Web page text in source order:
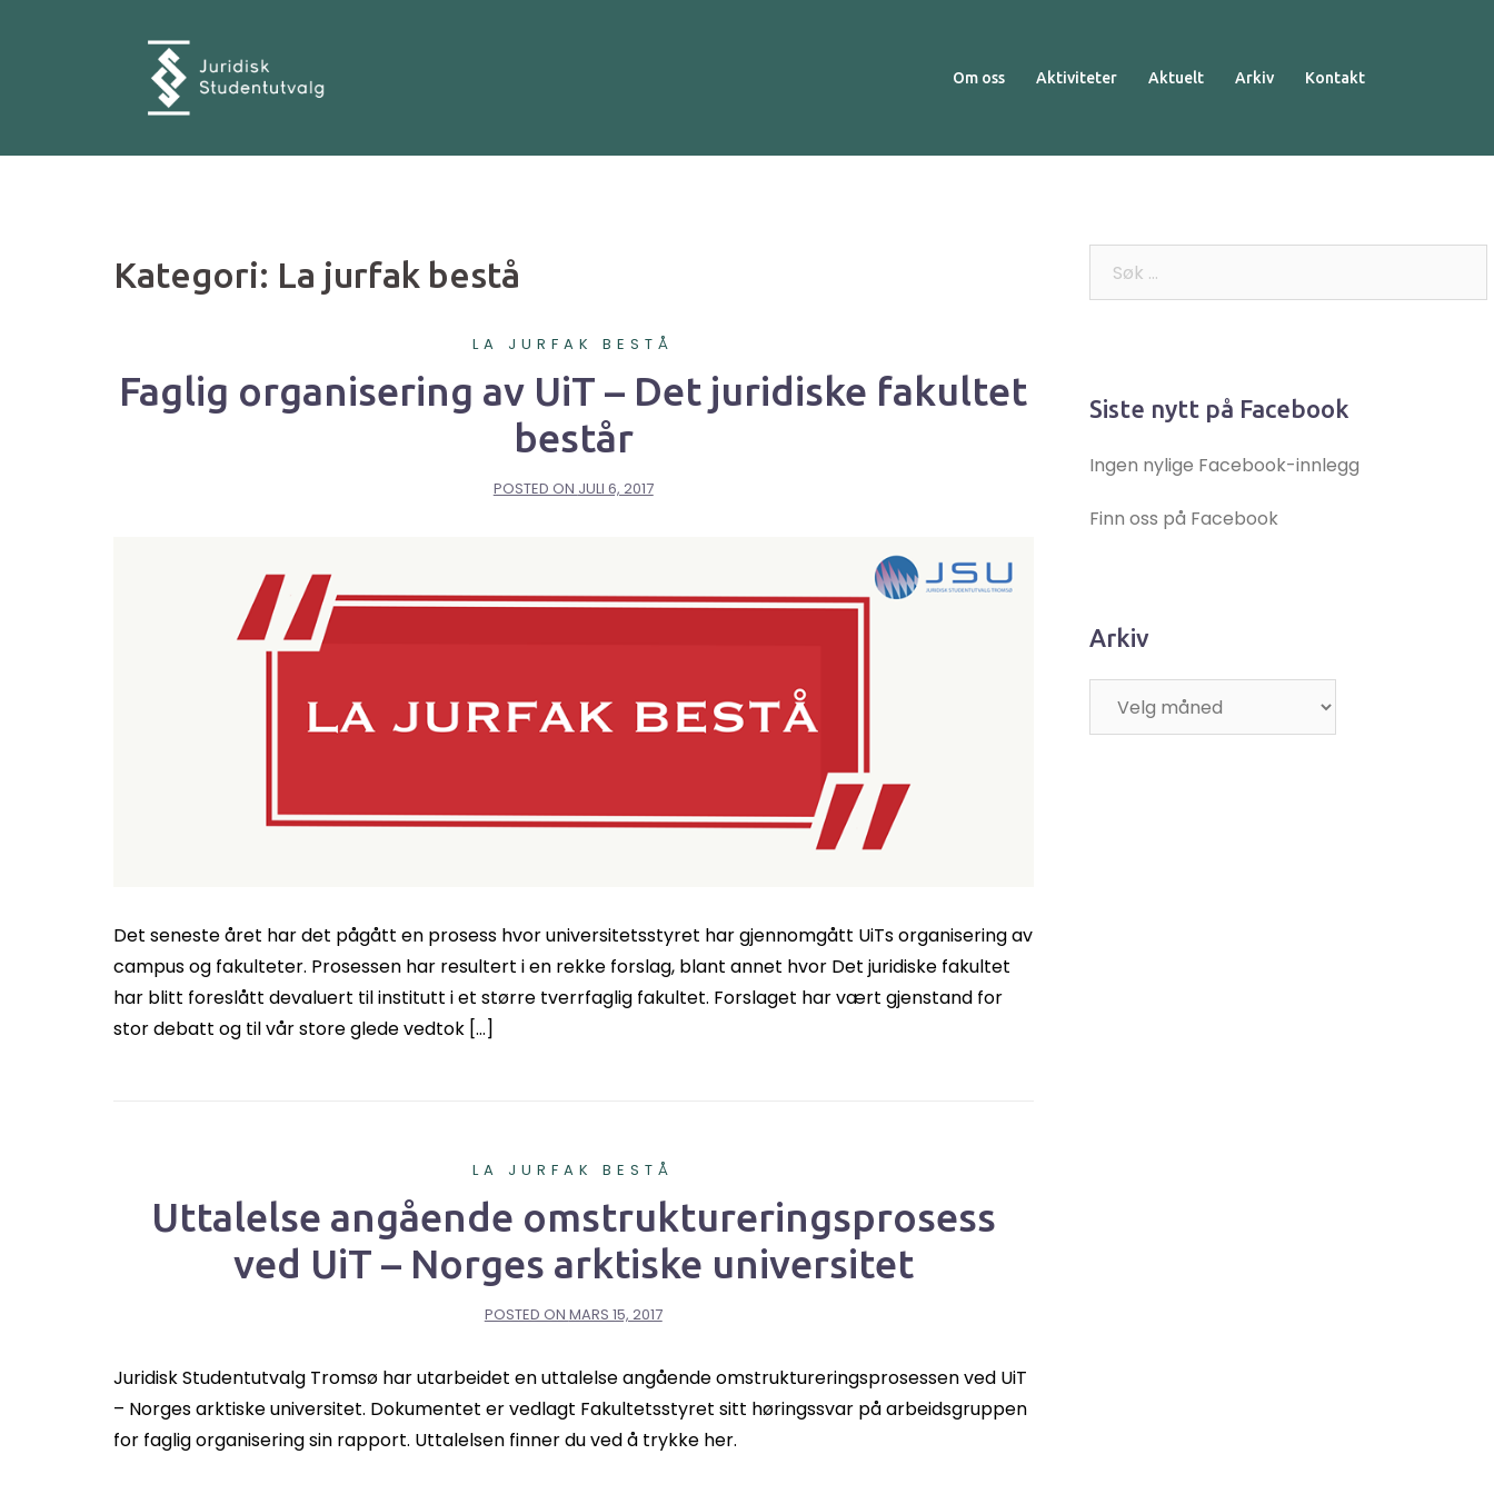
Om oss Aktiviteter Aktuelt Arkiv Kontakt
Kategori: La jurfak bestå
LA JURFAK BESTÅ
Faglig organisering av UiT – Det juridiske fakultet
består
POSTED ON JULI 6, 2017
Det seneste året har det pågått en prosess hvor universitetsstyret har gjennomgått UiTs organisering av
campus og fakulteter. Prosessen har resultert i en rekke forslag, blant annet hvor Det juridiske fakultet
har blitt foreslått devaluert til institutt i et større tverrfaglig fakultet. Forslaget har vært gjenstand for
stor debatt og til vår store glede vedtok […]
LA JURFAK BESTÅ
Uttalelse angående omstruktureringsprosess
ved UiT – Norges arktiske universitet
POSTED ON MARS 15, 2017
Juridisk Studentutvalg Tromsø har utarbeidet en uttalelse angående omstruktureringsprosessen ved UiT
– Norges arktiske universitet. Dokumentet er vedlagt Fakultetsstyret sitt høringssvar på arbeidsgruppen
for faglig organisering sin rapport. Uttalelsen finner du ved å trykke her.
Siste nytt på Facebook
Ingen nylige Facebook-innlegg
Finn oss på Facebook
Arkiv